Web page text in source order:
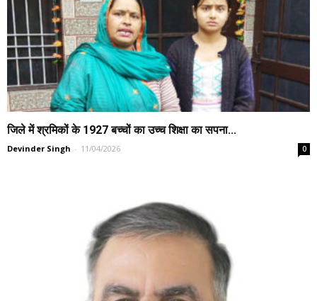
जिले में श्रमिकों के 1927 बच्चों का उच्च शिक्षा का सपना...
Devinder Singh - 11/04/2026 0